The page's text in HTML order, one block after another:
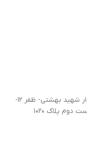
آدرس کارخانه: استان البرز، کرج، کمالشهر، بلوار شهید بهشتی- ظفر 12-
پلاک 1020